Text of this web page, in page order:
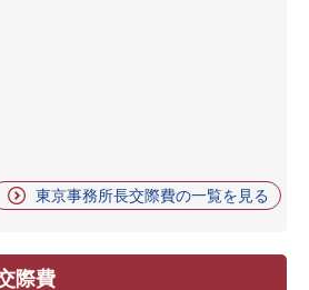
東京事務所長交際費の一覧を見る
際費